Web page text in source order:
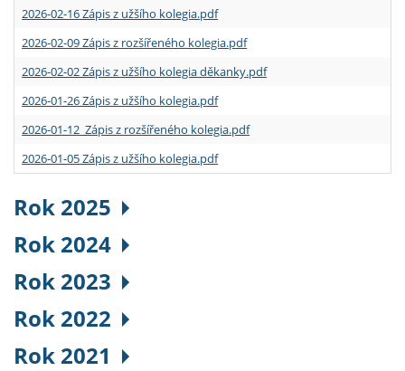
2026-02-16 Zápis z užšího kolegia.pdf
2026-02-09 Zápis z rozšířeného kolegia.pdf
2026-02-02 Zápis z užšího kolegia děkanky.pdf
2026-01-26 Zápis z užšího kolegia.pdf
2026-01-12 Zápis z rozšířeného kolegia.pdf
2026-01-05 Zápis z užšího kolegia.pdf
Rok 2025
Rok 2024
Rok 2023
Rok 2022
Rok 2021